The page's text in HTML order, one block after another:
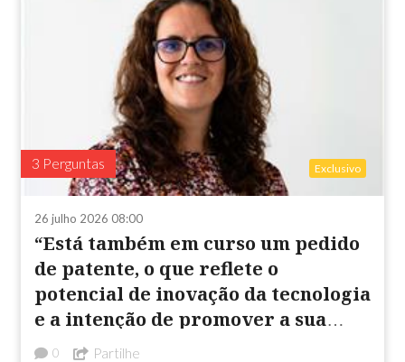
3 Perguntas Exclusivo
26 julho 2026 08:00
“Está também em curso um pedido
de patente, o que reflete o
potencial de inovação da tecnologia
e a intenção de promover a sua
futura ...
0 Partilhe